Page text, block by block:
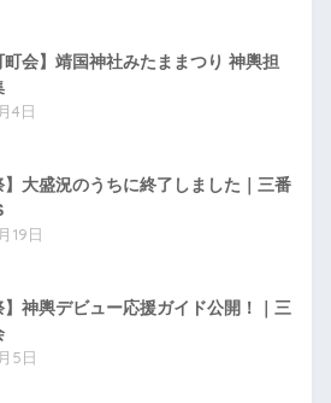
町会】靖国神社みたままつり 神輿担
4日
】大盛況のうちに終了しました｜三番
19日
】神輿デビュー応援ガイド公開！｜三
5日